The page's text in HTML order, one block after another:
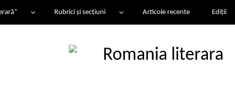
Rubrici și secțiuni Articole recente Ediții